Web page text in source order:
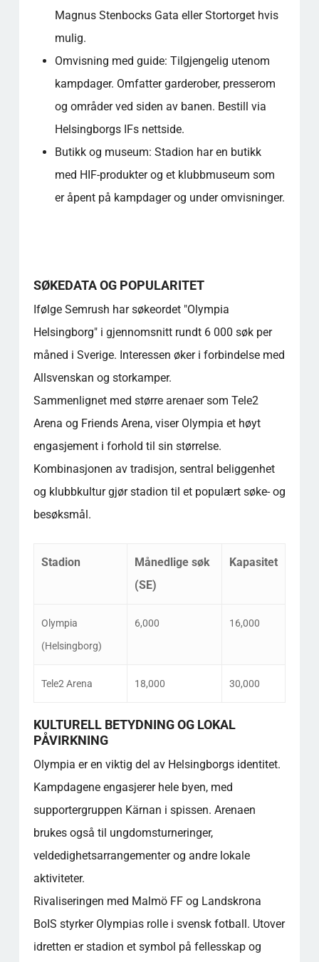
Magnus Stenbocks Gata eller Stortorget hvis
mulig.
Omvisning med guide: Tilgjengelig utenom
kampdager. Omfatter garderober, presserom
og områder ved siden av banen. Bestill via
Helsingborgs IFs nettside.
Butikk og museum: Stadion har en butikk
med HIF-produkter og et klubbmuseum som
er åpent på kampdager og under omvisninger.
SØKEDATA OG POPULARITET
Ifølge Semrush har søkeordet "Olympia
Helsingborg" i gjennomsnitt rundt 6 000 søk per
måned i Sverige. Interessen øker i forbindelse med
Allsvenskan og storkamper.
Sammenlignet med større arenaer som Tele2
Arena og Friends Arena, viser Olympia et høyt
engasjement i forhold til sin størrelse.
Kombinasjonen av tradisjon, sentral beliggenhet
og klubbkultur gjør stadion til et populært søke- og
besøksmål.
Stadion
Månedlige søk
(SE)
Kapasitet
Olympia
(Helsingborg)
6,000 16,000
Tele2 Arena 18,000 30,000
KULTURELL BETYDNING OG LOKAL
PÅVIRKNING
Olympia er en viktig del av Helsingborgs identitet.
Kampdagene engasjerer hele byen, med
supportergruppen Kärnan i spissen. Arenaen
brukes også til ungdomsturneringer,
veldedighetsarrangementer og andre lokale
aktiviteter.
Rivaliseringen med Malmö FF og Landskrona
BoIS styrker Olympias rolle i svensk fotball. Utover
idretten er stadion et symbol på fellesskap og